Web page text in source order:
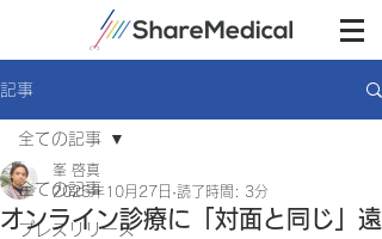
記事
全ての記事
プレスリリース
全ての記事
オンライン診療に「対面と同じ」遠
峯 啓真
2025年10月27日 読了時間: 3分